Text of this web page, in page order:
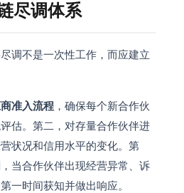
尽调体系
调不是一次性工作，而应建立
准入流程 ，确保每个新合作伙
估。第二，对存量合作伙伴进
状况和信用水平的变化。第
当合作伙伴出现经营异常、诉
一时间获知并做出响应。